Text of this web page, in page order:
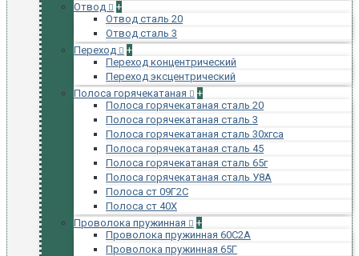
Отвод
+
Отвод сталь 20
Отвод сталь 3
Переход
+
Переход концентрический
Переход эксцентрический
Полоса горячекатаная
+
Полоса горячекатаная сталь 20
Полоса горячекатаная сталь 3
Полоса горячекатаная сталь 30хгса
Полоса горячекатаная сталь 45
Полоса горячекатаная сталь 65г
Полоса горячекатаная сталь У8А
Полоса ст 09Г2С
Полоса ст 40Х
Проволока пружинная
+
Проволока пружинная 60С2А
Проволока пружинная 65Г